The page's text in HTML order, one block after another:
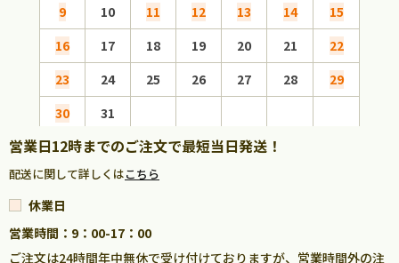
9
10 11 12 13 14
15
16
17 18 19 20 21
22
23
24 25 26 27 28
29
30
31
営業日12時までのご注文で最短当日発送！
配送に関して詳しくはこちら
休業日
営業時間：9：00-17：00
ご注文は24時間年中無休で受け付けておりますが、営業時間外の注